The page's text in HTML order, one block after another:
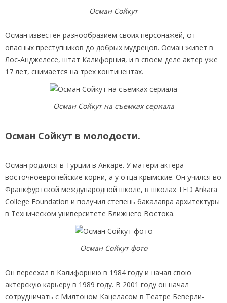
Осман Сойкут
Осман известен разнообразием своих персонажей, от
опасных преступников до добрых мудрецов. Осман живет в
Лос-Анджелесе, штат Калифорния, и в своем деле актер уже
17 лет, снимается на трех континентах.
Осман Сойкут на съемках сериала
Осман Сойкут в молодости.
Осман родился в Турции в Анкаре. У матери актёра
восточноевропейские корни, а у отца крымские. Он учился во
Франкфуртской международной школе, в школах TED Ankara
College Foundation и получил степень бакалавра архитектуры
в Техническом университете Ближнего Востока.
Осман Сойкут фото
Он переехал в Калифорнию в 1984 году и начал свою
актерскую карьеру в 1989 году. В 2001 году он начал
сотрудничать с Милтоном Кацеласом в Театре Беверли-